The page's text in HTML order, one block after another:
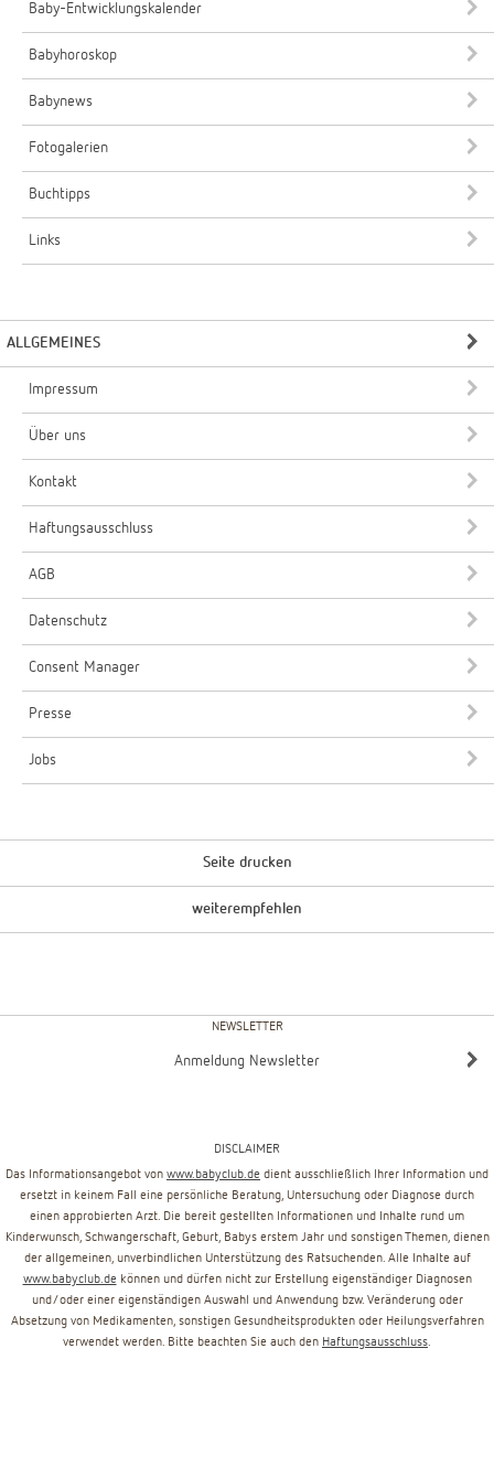
Baby-Entwicklungskalender
Babyhoroskop
Babynews
Fotogalerien
Buchtipps
Links
ALLGEMEINES
Impressum
Über uns
Kontakt
Haftungsausschluss
AGB
Datenschutz
Consent Manager
Presse
Jobs
Seite drucken
weiterempfehlen
NEWSLETTER
Anmeldung Newsletter
DISCLAIMER
Das Informationsangebot von www.babyclub.de dient ausschließlich Ihrer Information und
ersetzt in keinem Fall eine persönliche Beratung, Untersuchung oder Diagnose durch
einen approbierten Arzt. Die bereit gestellten Informationen und Inhalte rund um
Kinderwunsch, Schwangerschaft, Geburt, Babys erstem Jahr und sonstigen Themen, dienen
der allgemeinen, unverbindlichen Unterstützung des Ratsuchenden. Alle Inhalte auf
www.babyclub.de können und dürfen nicht zur Erstellung eigenständiger Diagnosen
und/oder einer eigenständigen Auswahl und Anwendung bzw. Veränderung oder
Absetzung von Medikamenten, sonstigen Gesundheitsprodukten oder Heilungsverfahren
verwendet werden. Bitte beachten Sie auch den Haftungsausschluss.